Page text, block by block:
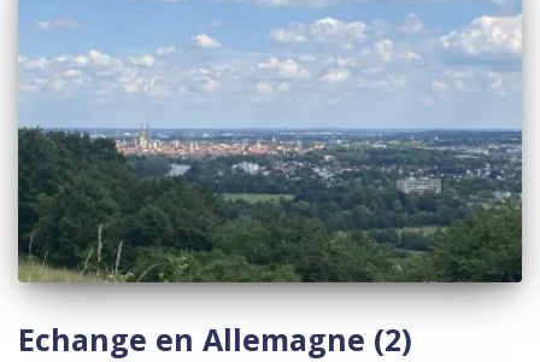
Echange en Allemagne (2)